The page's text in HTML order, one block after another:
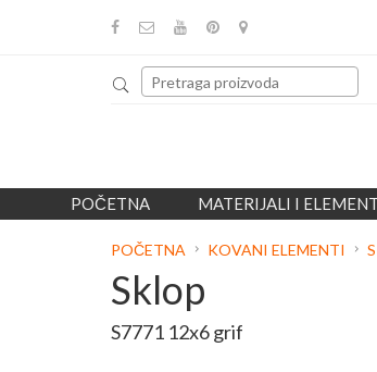
POČETNA MATERIJALI I
POČETNA KOVANI ELEMENTI
Sklop
S7771 12x6 grif